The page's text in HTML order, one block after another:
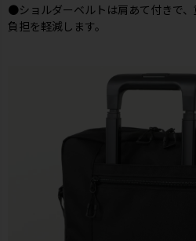
●ショルダーベルトは肩あて付きで
負担を軽減します。